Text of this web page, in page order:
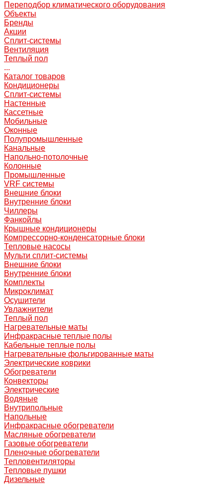
Переподбор климатического оборудования
Объекты
Бренды
Акции
Сплит-системы
Вентиляция
Теплый пол
...
Каталог товаров
Кондиционеры
Сплит-системы
Настенные
Кассетные
Мобильные
Оконные
Полупромышленные
Канальные
Напольно-потолочные
Колонные
Промышленные
VRF системы
Внешние блоки
Внутренние блоки
Чиллеры
Фанкойлы
Крышные кондиционеры
Компрессорно-конденсаторные блоки
Тепловые насосы
Мульти сплит-системы
Внешние блоки
Внутренние блоки
Комплекты
Микроклимат
Осушители
Увлажнители
Теплый пол
Нагревательные маты
Инфракрасные теплые полы
Кабельные теплые полы
Нагревательные фольгированные маты
Электрические коврики
Обогреватели
Конвекторы
Электрические
Водяные
Внутрипольные
Напольные
Инфракрасные обогреватели
Масляные обогреватели
Газовые обогреватели
Пленочные обогреватели
Тепловентиляторы
Тепловые пушки
Дизельные